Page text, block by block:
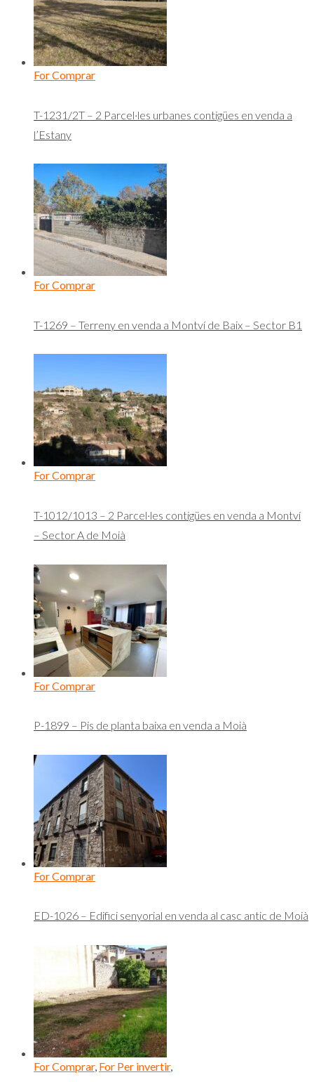
For Comprar
T-1231/2T – 2 Parcel·les urbanes contigües en venda a
l’Estany
For Comprar
T-1269 – Terreny en venda a Montví de Baix – Sector B1
For Comprar
T-1012/1013 – 2 Parcel·les contigües en venda a Montví
– Sector A de Moià
For Comprar
P-1899 – Pis de planta baixa en venda a Moià
For Comprar
ED-1026 – Edifici senyorial en venda al casc antic de Moià
For Comprar, For Per invertir,